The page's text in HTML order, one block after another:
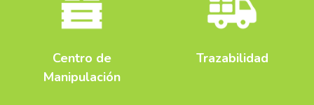
Centro de
Manipulación
Trazabilidad